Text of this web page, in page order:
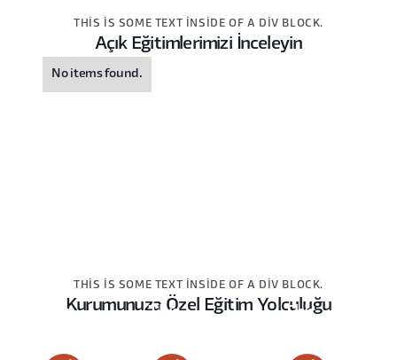
THIS IS SOME TEXT INSIDE OF A DIV BLOCK.
Açık Eğitimlerimizi İnceleyin
No items found.
THIS IS SOME TEXT INSIDE OF A DIV BLOCK.
Kurumunuza Özel Eğitim Yolculuğu
This
This
This